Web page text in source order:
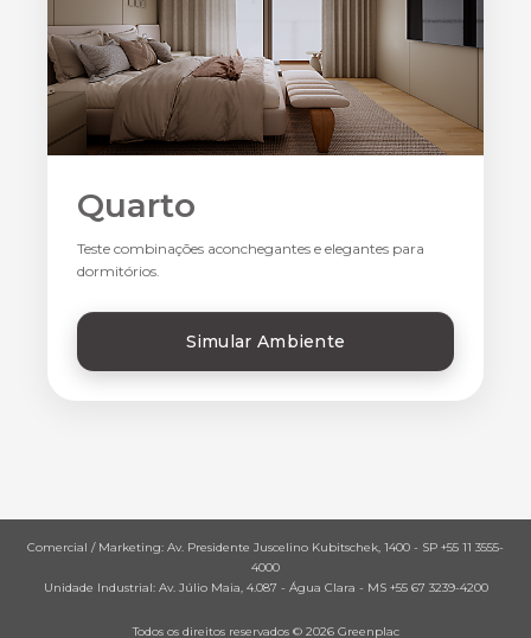
Quarto
Teste combinações aconchegantes e elegantes para
dormitórios.
Simular Ambiente
Comercial / Marketing: Av. Presidente Juscelino Kubitschek, 1400 - SP +55 11 3555-
4000
Unidade Industrial: Av. Júlio Maia, 4.087 - Água Clara - MS +55 67 3239-4200
Todos os direitos reservados © 2026 Greenplac